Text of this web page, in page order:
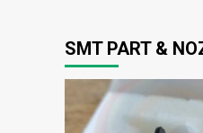
SMT PART &